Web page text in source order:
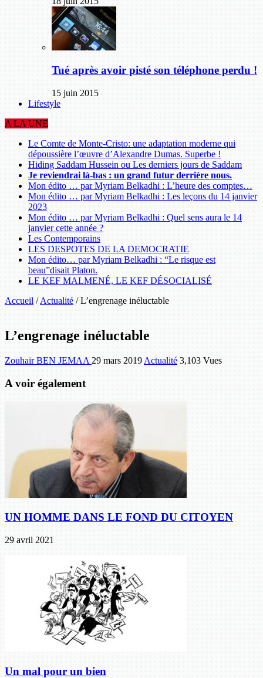
Tué après avoir pisté son téléphone perdu !
15 juin 2015
Lifestyle
A LA UNE
Le Comte de Monte-Cristo: une adaptation moderne qui
dépoussière l’œuvre d’Alexandre Dumas. Superbe !
Hiding Saddam Hussein ou Les derniers jours de Saddam
Je reviendrai là-bas : un grand futur derrière nous.
Mon édito … par Myriam Belkadhi : L’heure des comptes…
Mon édito … par Myriam Belkadhi : Les leçons du 14 janvier
2023
Mon édito … par Myriam Belkadhi : Quel sens aura le 14
janvier cette année ?
Les Contemporains
LES DESPOTES DE LA DEMOCRATIE
Mon édito… par Myriam Belkadhi : “Le risque est
beau”disait Platon.
LE KEF MALMENÉ, LE KEF DÉSOCIALISÉ
Accueil / Actualité / L’engrenage inéluctable
L’engrenage inéluctable
Zouhair BEN JEMAA 29 mars 2019 Actualité 3,103 Vues
A voir également
UN HOMME DANS LE FOND DU CITOYEN
29 avril 2021
Un mal pour un bien